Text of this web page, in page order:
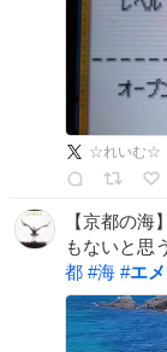
☆れいむ☆
【京都の
もないと思
都 #海 #エ